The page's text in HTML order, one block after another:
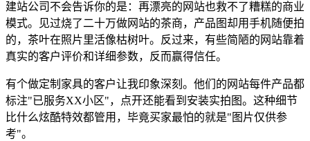
建站公司不会告诉你的是：再漂亮的网站也救不了糟糕的商业
模式。见过烧了二十万做网站的茶商，产品图却用手机随便拍
的，茶叶在照片里活像枯树叶。反过来，有些简陋的网站靠着
真实的客户评价和详细参数，反而赢得信任。
有个做定制家具的客户让我印象深刻。他们的网站每件产品都
标注"已服务XX小区"，点开还能看到安装实拍图。这种细节
比什么炫酷特效都管用，毕竟买家最怕的就是"图片仅供参
考"。